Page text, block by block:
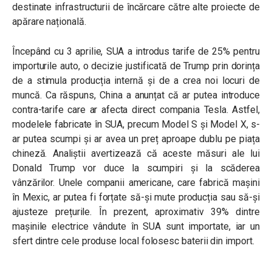
destinate infrastructurii de încărcare către alte proiecte de
apărare națională.
Începând cu 3 aprilie, SUA a introdus tarife de 25% pentru
importurile auto, o decizie justificată de Trump prin dorința
de a stimula producția internă și de a crea noi locuri de
muncă. Ca răspuns, China a anunțat că ar putea introduce
contra-tarife care ar afecta direct compania Tesla. Astfel,
modelele fabricate în SUA, precum Model S și Model X, s-
ar putea scumpi și ar avea un preț aproape dublu pe piața
chineză. Analiștii avertizează că aceste măsuri ale lui
Donald Trump vor duce la scumpiri și la scăderea
vânzărilor. Unele companii americane, care fabrică mașini
în Mexic, ar putea fi forțate să-și mute producția sau să-și
ajusteze prețurile. În prezent, aproximativ 39% dintre
mașinile electrice vândute în SUA sunt importate, iar un
sfert dintre cele produse local folosesc baterii din import.